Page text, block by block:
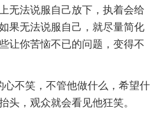
无法说服自己放下，执着会给
果无法说服自己，就尽量简化
让你苦恼不已的问题，变得不
心不笑，不管他做什么，希望什
头，观众就会看见他狂笑。